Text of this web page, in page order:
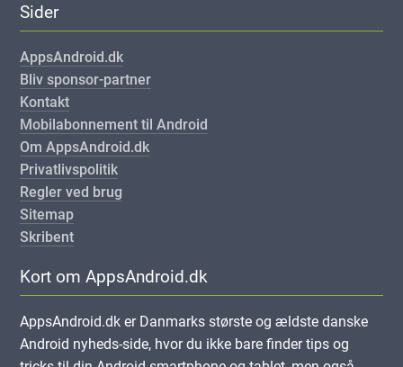
Sider
AppsAndroid.dk
Bliv sponsor-partner
Kontakt
Mobilabonnement til Android
Om AppsAndroid.dk
Privatlivspolitik
Regler ved brug
Sitemap
Skribent
Kort om AppsAndroid.dk
AppsAndroid.dk er Danmarks største og ældste danske
Android nyheds-side, hvor du ikke bare finder tips og